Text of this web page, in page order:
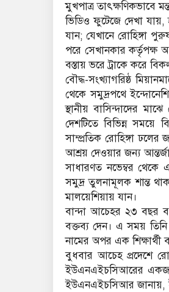
মুখপাত্র তাৎক্ষণিকভাবে
ভিডিও ফুটেজে দেখা যায়,
যান; যেখানে রোহিঙ্গা
পরে সেখানকার কর্তৃপক্ষ
বস্তায় ভরে ট্রাকে করে
বৌদ্ধ-সংখ্যাগরিষ্ঠ
থেকে সমুদ্রপথে
স্থানীয় বাসিন্দাদের
দেশটিতে বিভিন্ন সময়ে
সাম্প্রতিক রোহিঙ্গা
আশ্রয় দেওয়ার জন্য
সাধারণত নভেম্বর থেকে
সমুদ্র তুলনামূলক শান্ত
মালয়েশিয়ায় যান।
বান্দা আচেহর ২৩ বছর
বক্তব্য দেন। এ সময় তিনি
নামের অপর এক শিক্ষার্থী
বুধবার আচেহ প্রদেশে
ইউএনএইচসিআরের একজন
ইউএনএইচসিআর জানায়,